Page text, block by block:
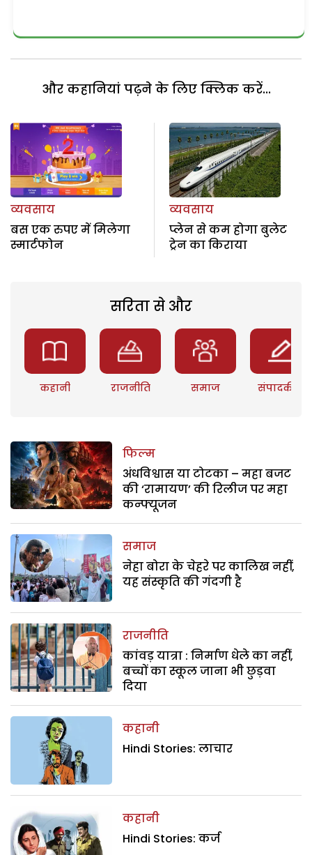
और कहानियां पढ़ने के लिए क्लिक करें...
व्यवसाय
बस एक रुपए में मिलेगा
स्मार्टफोन
व्यवसाय
प्लेन से कम होगा बुलेट
ट्रेन का किराया
सरिता से और
कहानी राजनीति समाज संपादकीय
फिल्म
अंधविश्वास या टोटका – महा बजट
की ‘रामायण’ की रिलीज पर महा
कन्फ्यूजन
समाज
नेहा बोरा के चेहरे पर कालिख नहीं,
यह संस्कृति की गंदगी है
राजनीति
कांवड़ यात्रा : निर्माण धेले का नहीं,
बच्चों का स्कूल जाना भी छुड़वा
दिया
कहानी
Hindi Stories: लाचार
कहानी
Hindi Stories: कर्ज